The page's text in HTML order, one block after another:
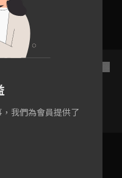
我們為會員提供了